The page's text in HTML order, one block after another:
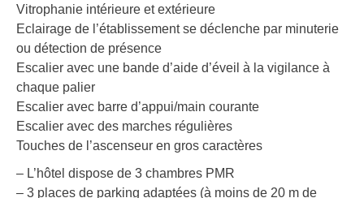
Vitrophanie intérieure et extérieure
Eclairage de l’établissement se déclenche par minuterie
ou détection de présence
Escalier avec une bande d’aide d’éveil à la vigilance à
chaque palier
Escalier avec barre d’appui/main courante
Escalier avec des marches régulières
Touches de l’ascenseur en gros caractères
– L’hôtel dispose de 3 chambres PMR
– 3 places de parking adaptées (à moins de 20 m de